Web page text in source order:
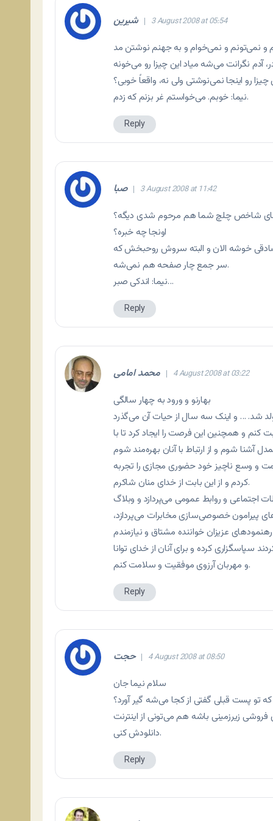
شیرین 3 August 2008 at 05:54
و نمی‌تونم و نمی‌خوام و به جهنم نوشتن مد
رو اینجا نمی‌نوشتی ولی نه، واقعاً خوبی؟
نیما: خوبم. می‌خواستم غر بزنم که زدم.
Reply
صبا 3 August 2008 at 11:42
شاخص چلچ شما هم مرحوم شدی دیگه؟
اونجا چه خبره؟
خوشه الان و البته سروش روحبخش که
سر جمع چار صفحه هم نمی‌شه.
نیما: اندکی صبر…
Reply
محمد امامی 4 August 2008 at 03:22
بهارنو و ورود به چهار سالگی
کنم و همچنین این فرصت را ایجاد کرد تا با
و وسع ناچیز خود حضوری مجازی را تجربه
کردم و از این بابت از خدای منان شاکرم.
اجتماعی و روابط عمومی می‌پردازد و وبلاگ
پیرامون خصوصی‌سازی مخابرات می‌پردازد،
سپاسگزاری کرده و برای آنان از خدای توانا
و مهربان آرزوی موفقیت و سلامت کنم.
Reply
حجت 4 August 2008 at 08:50
سلام نیما جان
تو پست قبلی گفتی از كجا می‌شه گیر آورد؟
زیرزمینی باشه هم می‌تونی از اینترنت
دانلودش کنی.
Reply